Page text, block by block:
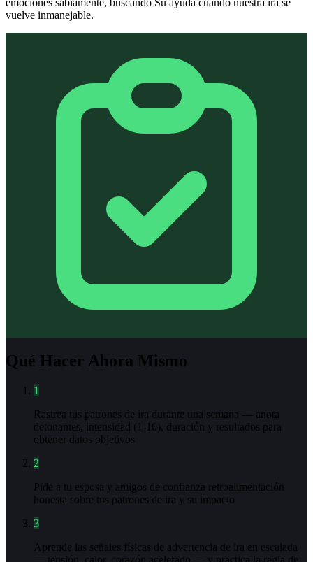
emociones sabiamente, buscando Su ayuda cuando nuestra ira se
vuelve inmanejable.
Qué Hacer Ahora Mismo
1
Rastrea tus patrones de ira durante una semana — anota
detonantes, intensidad (1-10), duración y resultados para
obtener datos objetivos
2
Pide a tu esposa y amigos de confianza retroalimentación
honesta sobre tus patrones de ira y su impacto
3
Aprende las señales físicas de advertencia de ira en escalada
— tensión, calor, corazón acelerado — y practica la regla de